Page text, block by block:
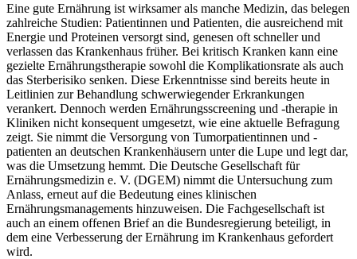
Eine gute Ernährung ist wirksamer als manche Medizin, das belegen
zahlreiche Studien: Patientinnen und Patienten, die ausreichend mit
Energie und Proteinen versorgt sind, genesen oft schneller und
verlassen das Krankenhaus früher. Bei kritisch Kranken kann eine
gezielte Ernährungstherapie sowohl die Komplikationsrate als auch
das Sterberisiko senken. Diese Erkenntnisse sind bereits heute in
Leitlinien zur Behandlung schwerwiegender Erkrankungen
verankert. Dennoch werden Ernährungsscreening und -therapie in
Kliniken nicht konsequent umgesetzt, wie eine aktuelle Befragung
zeigt. Sie nimmt die Versorgung von Tumorpatientinnen und -
patienten an deutschen Krankenhäusern unter die Lupe und legt dar,
was die Umsetzung hemmt. Die Deutsche Gesellschaft für
Ernährungsmedizin e. V. (DGEM) nimmt die Untersuchung zum
Anlass, erneut auf die Bedeutung eines klinischen
Ernährungsmanagements hinzuweisen. Die Fachgesellschaft ist
auch an einem offenen Brief an die Bundesregierung beteiligt, in
dem eine Verbesserung der Ernährung im Krankenhaus gefordert
wird.